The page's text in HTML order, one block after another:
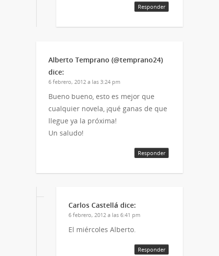
Responder
Alberto Temprano (@temprano24)
dice:
6 febrero, 2012 a las 3:24 pm
Bueno bueno, esto es mejor que
cualquier novela, ¡qué ganas de que
llegue ya la próxima!
Un saludo!
Responder
Carlos Castellá dice:
6 febrero, 2012 a las 6:41 pm
El miércoles Alberto.
Responder